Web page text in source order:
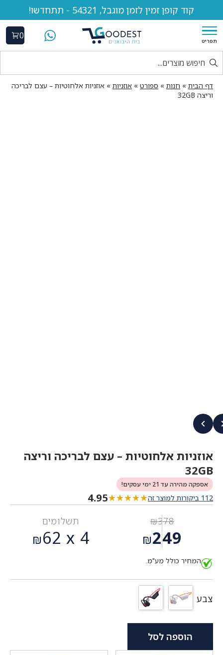
קוד קופן זמין לזמן מוגבל, 54321 - תתחדשו!
תפריט
0
דף הבית » חנות » ספורט » אוזניות » אוזניות אלחוטיות – עצם לבריכה
וריצה 32GB
אוזניות אלחוטיות – עצם לבריכה וריצה
32GB
אספקה מהירה עד 21 ימי עסקים!
112 ביקורות למוצר זה ★★★★★
★★★★★
4.95
₪378
המחיר
המקורי
היה:
₪249
הנוכחי
הוא:
₪249.
תשלומים
4 x
₪62
המחיר כולל מע"מ.
צבע
הוספה לסל